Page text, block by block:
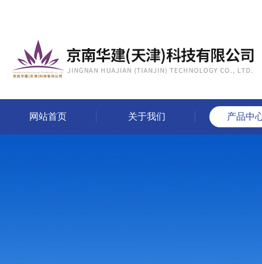
网站首页 关于我们 产品中